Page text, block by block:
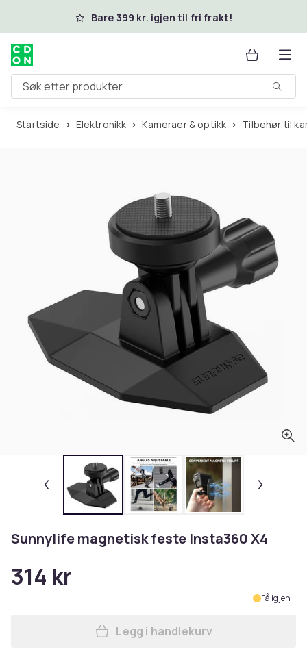
Hopp til hovedinnholdBare 399 kr. igjen til fri frakt!
Søk etter produkter
Startside Elektronikk Kameraer & optikk Tilbehør til
Sunnylife magnetisk feste Insta360 X4
314 kr
Få igjen
Legg Sunnylife magnetisk
Legg i handlekurv